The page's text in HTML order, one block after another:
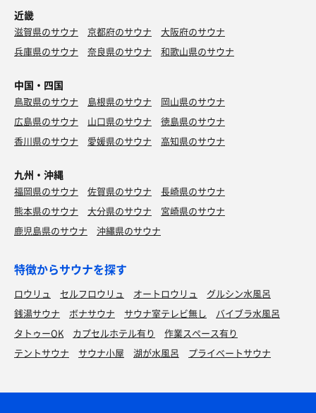
近畿
滋賀県のサウナ 京都府のサウナ
大阪府のサウナ
兵庫県のサウナ
奈良県のサウナ 和歌山県のサウナ
中国・四国
鳥取県のサウナ 島根県のサウナ
岡山県のサウナ
広島県のサウナ
山口県のサウナ
徳島県のサウナ
香川県のサウナ
愛媛県のサウナ 高知県のサウナ
九州・沖縄
福岡県のサウナ 佐賀県のサウナ
長崎県のサウナ
熊本県のサウナ
大分県のサウナ
宮崎県のサウナ
鹿児島県のサウナ
沖縄県のサウナ
特徴からサウナを探す
ロウリュ セルフロウリュ オートロウリュ
グルシン水風呂
銭湯サウナ
ボナサウナ サウナ室テレビ無し
バイブラ水風呂
タトゥーOK
カプセルホテル有り
作業スペース有り
テントサウナ
サウナ小屋 湖が水風呂 プライベートサウナ